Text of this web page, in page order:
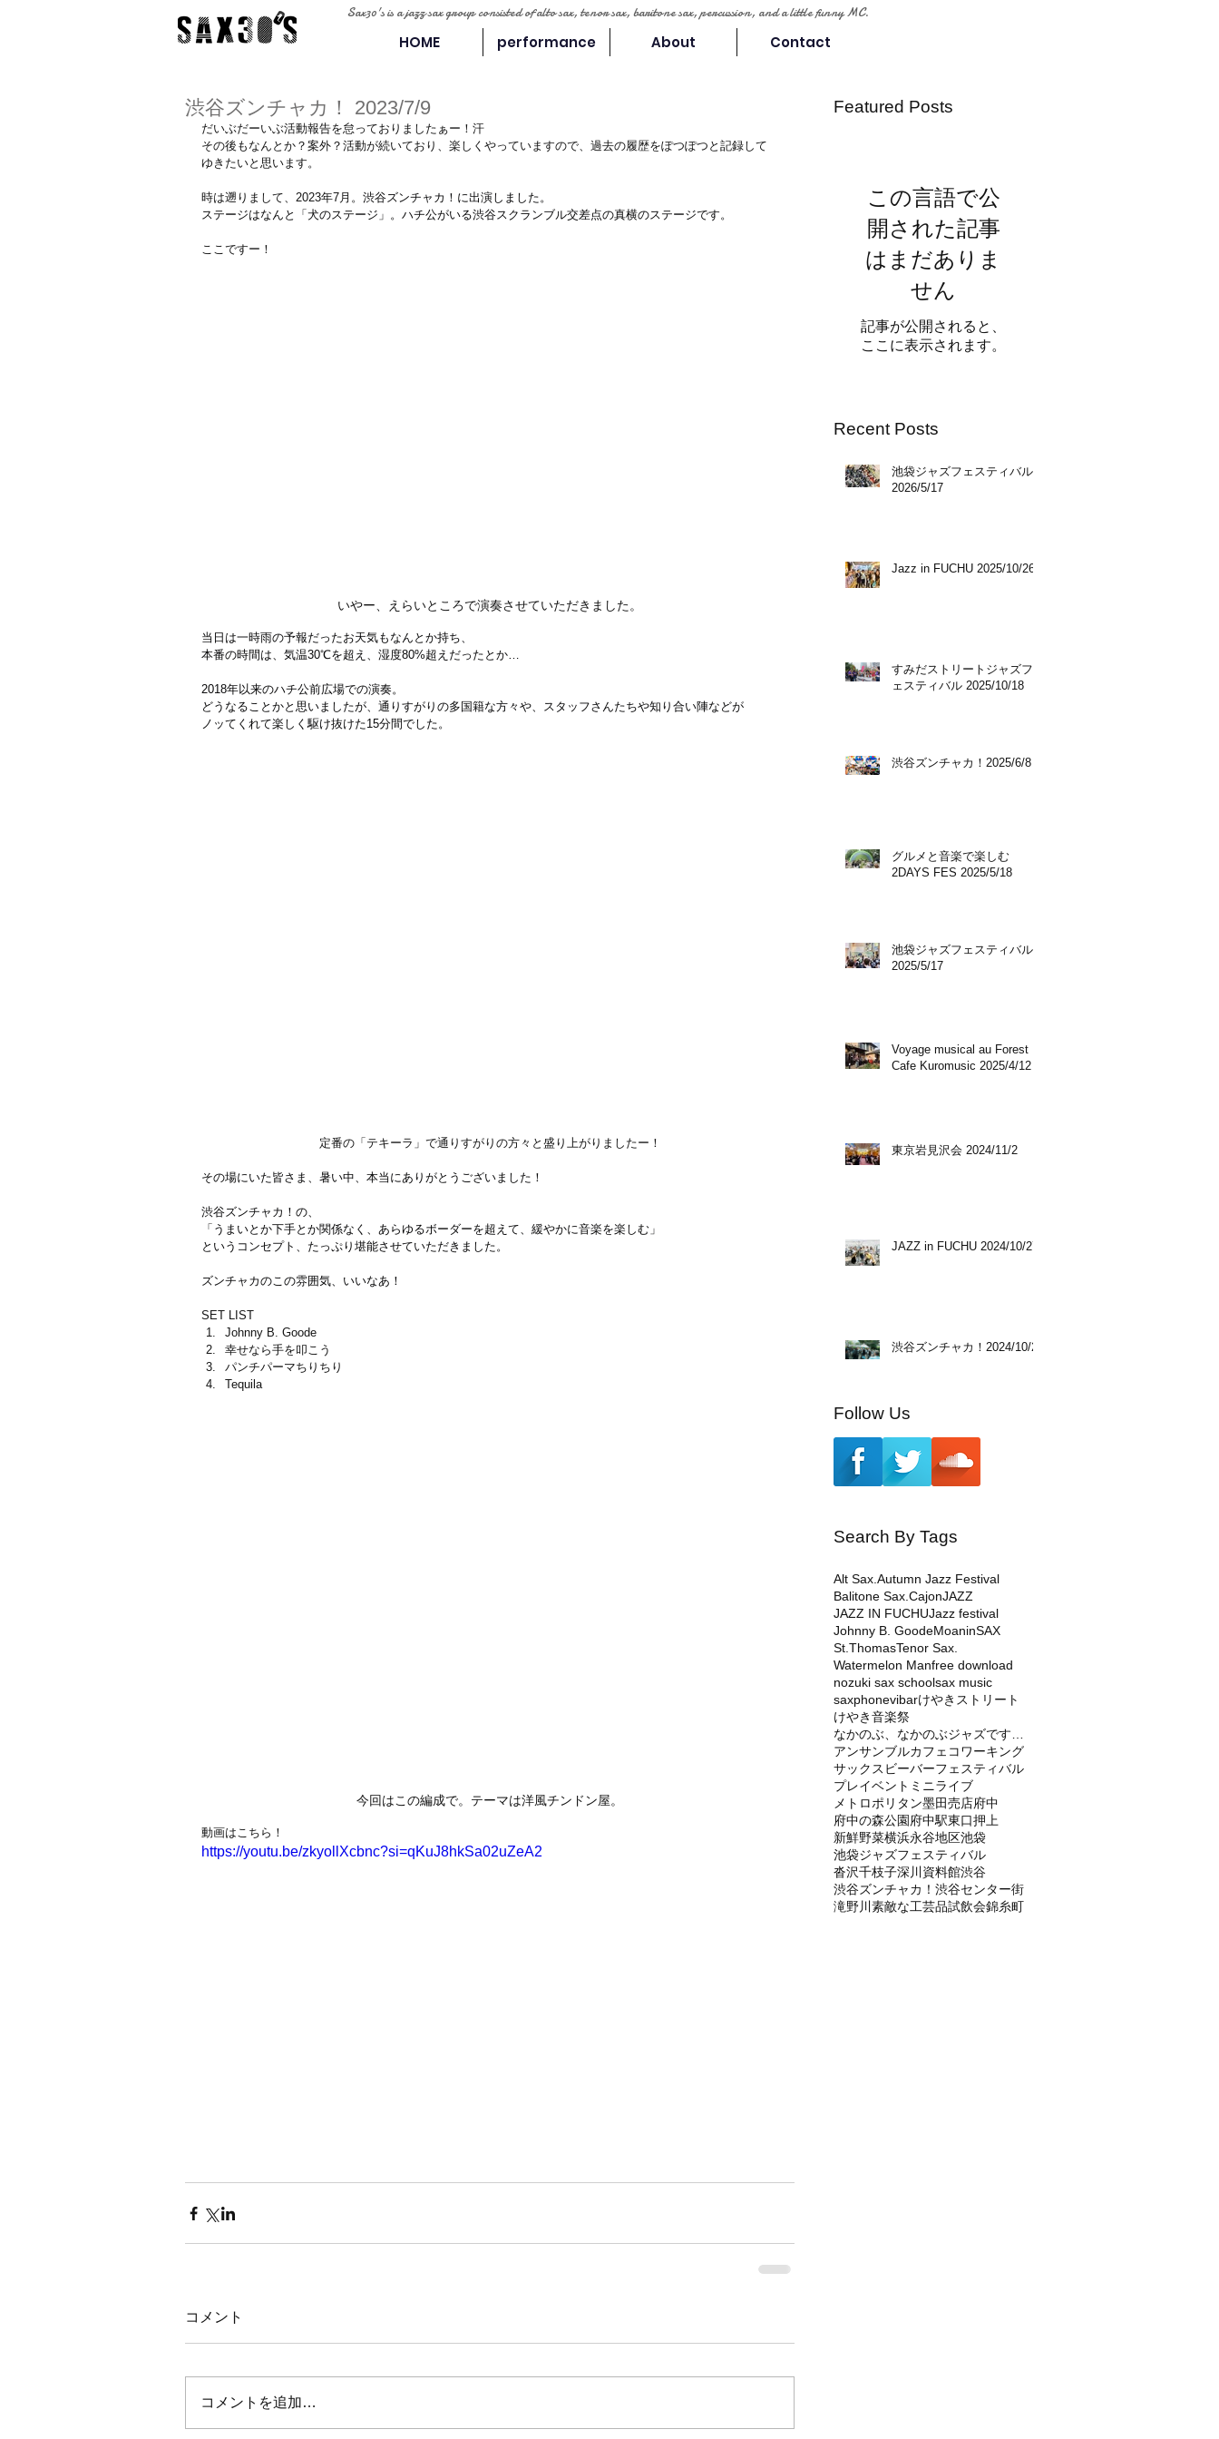
Sax30's is a jazz sax group consisted of alto sax, tenor sax, baritone sax, percussion, and a little funny MC.
HOME performance About Contact
渋谷ズンチャカ！ 2023/7/9
だいぶだーいぶ活動報告を怠っておりましたぁー！汗
その後もなんとか？案外？活動が続いており、楽しくやっていますので、過去の履歴をぽつぽつと記録して
ゆきたいと思います。
時は遡りまして、2023年7月。 渋谷ズンチャカ！に出演しました。
ステージはなんと「犬のステージ」。ハチ公がいる渋谷スクランブル交差点の真横のステージです。
ここですー！
いやー、えらいところで演奏させていただきました。
当日は一時雨の予報だったお天気もなんとか持ち、
本番の時間は、気温30℃を超え、湿度80%超えだったとか…
2018年以来のハチ公前広場での演奏。
どうなることかと思いましたが、通りすがりの多国籍な方々や、スタッフさんたちや知り合い陣などが
ノッてくれて楽しく駆け抜けた15分間でした。
定番の「テキーラ」で通りすがりの方々と盛り上がりましたー！
その場にいた皆さま、暑い中、本当にありがとうございました！
渋谷ズンチャカ！の、
「うまいとか下手とか関係なく、あらゆるボーダーを超えて、緩やかに音楽を楽しむ」
というコンセプト、たっぷり堪能させていただきました。
ズンチャカのこの雰囲気、いいなあ！
SET LIST
Johnny B. Goode
幸せなら手を叩こう
パンチパーマちりちり
Tequila
今回はこの編成で。テーマは洋風チンドン屋。
動画はこちら！
https://youtu.be/zkyollXcbnc?si=qKuJ8hkSa02uZeA2
コメント
コメントを追加…
Featured Posts
この言語で公
開された記事
はまだありま
せん
記事が公開されると、
ここに表示されます。
Recent Posts
池袋ジャズフェスティバル
2026/5/17
Jazz in FUCHU 2025/10/26
すみだストリートジャズフ
ェスティバル 2025/10/18
渋谷ズンチャカ！2025/6/8
グルメと音楽で楽しむ
2DAYS FES 2025/5/18
池袋ジャズフェスティバル
2025/5/17
Voyage musical au Forest
Cafe Kuromusic 2025/4/12
東京岩見沢会 2024/11/2
JAZZ in FUCHU 2024/10/27
渋谷ズンチャカ！2024/10/20
Follow Us
Search By Tags
Alt Sax. Autumn Jazz Festival
Balitone Sax. CajonJAZZ
JAZZ IN FUCHUJazz festival
Johnny B. GoodeMoaninSAX
St.ThomasTenor Sax.
Watermelon Manfree download
nozuki sax schoolsax music
saxphonevibarけやきストリート
けやき音楽祭
アンサンブルカフェ コワーキング
サックス ビーバーフェスティバル
プレイベント ミニライブ
メトロポリタン墨田売店府中
府中の森公園府中駅東口押上
新鮮野菜横浜永谷地区池袋
池袋ジャズフェスティバル
沓沢千枝子深川資料館渋谷
渋谷ズンチャカ！ 渋谷センター街
滝野川 素敵な工芸品試飲会錦糸町